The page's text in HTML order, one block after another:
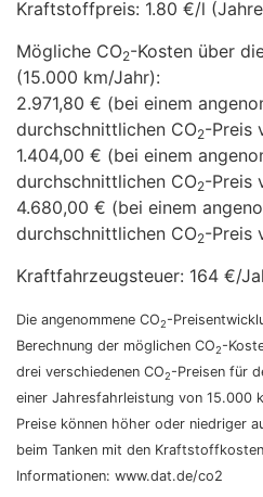
Kraftstoffpreis: 1.80 €/l
Mögliche CO2-Kosten über
(15.000 km/Jahr):
2.971,80 € (bei einem
durchschnittlichen CO2-Preis
1.404,00 € (bei einem
durchschnittlichen CO2-Preis
4.680,00 € (bei einem
durchschnittlichen CO2-Preis
Kraftfahrzeugsteuer: 164 €/
Die angenommene CO2-
Berechnung der möglichen CO2-
drei verschiedenen CO2-Preisen für
einer Jahresfahrleistung von 15.000
Preise können höher oder niedriger
beim Tanken mit den
Informationen: www.dat.de/co2